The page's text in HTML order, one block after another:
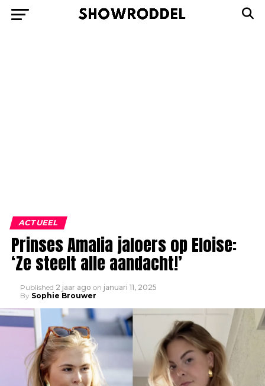
ACTUEEL
Prinses Amalia jaloers op Eloise:
‘Ze steelt alle aandacht!’
Published 2 jaar ago on januari 11, 2025
By Sophie Brouwer